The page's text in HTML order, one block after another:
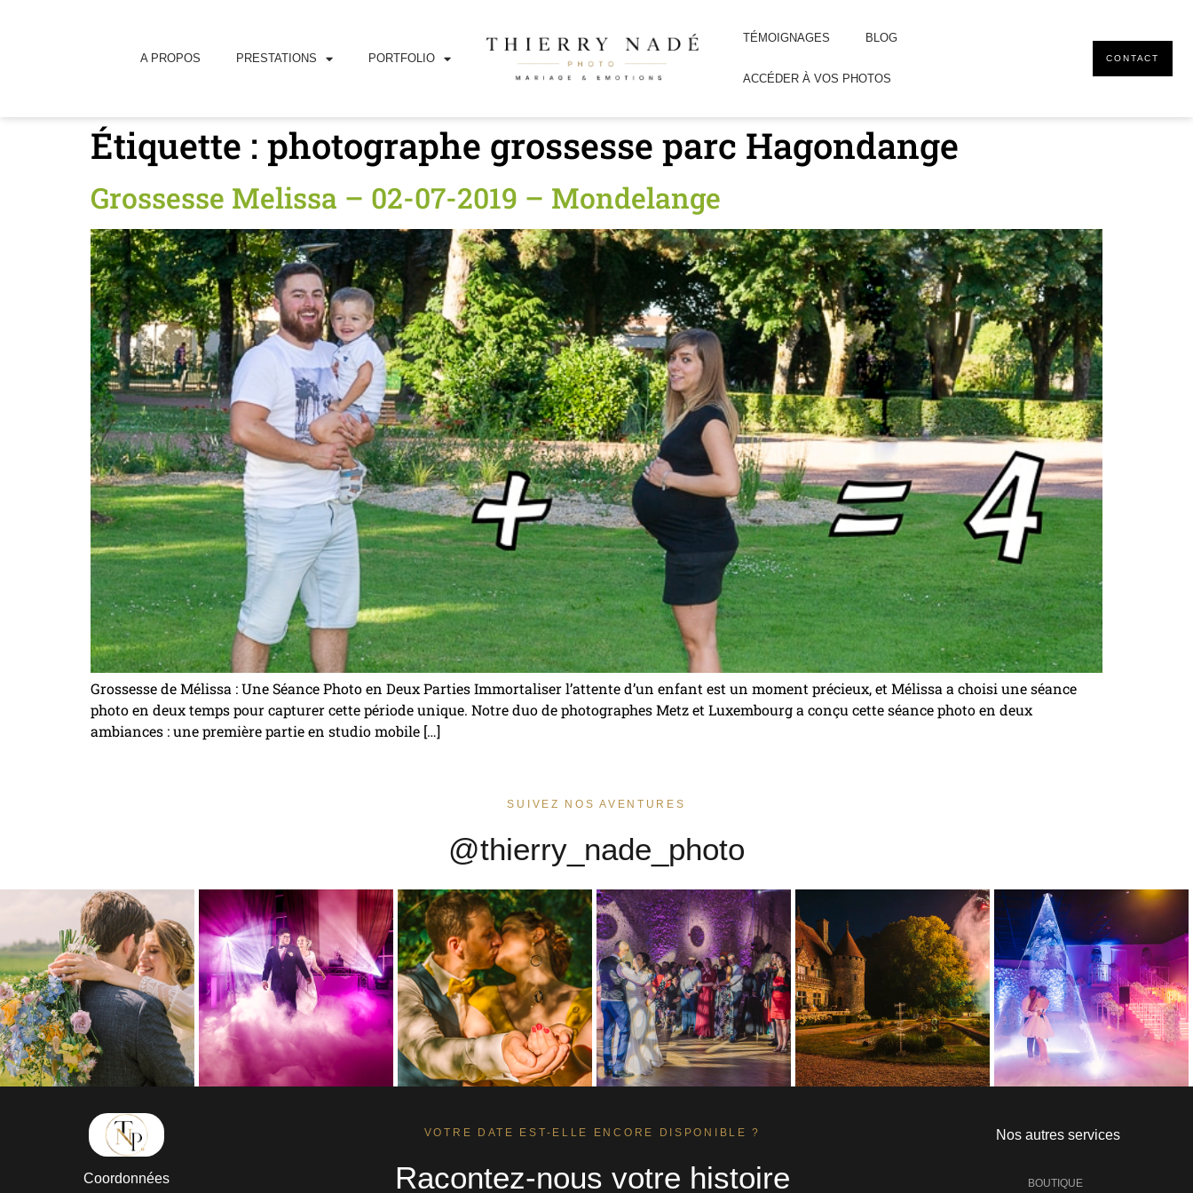
A PROPOS PRESTATIONS PORTFOLIO
TÉMOIGNAGES BLOG
ACCÉDER À VOS PHOTOS
CONTACT
Étiquette : photographe grossesse parc Hagondange
Grossesse Melissa – 02-07-2019 – Mondelange
Grossesse de Mélissa : Une Séance Photo en Deux Parties Immortaliser l’attente d’un enfant est un moment précieux, et Mélissa a choisi une séance
photo en deux temps pour capturer cette période unique. Notre duo de photographes Metz et Luxembourg a conçu cette séance photo en deux
ambiances : une première partie en studio mobile […]
SUIVEZ NOS AVENTURES
@thierry_nade_photo
Coordonnées
VOTRE DATE EST-ELLE ENCORE DISPONIBLE ?
Racontez-nous votre histoire
Nos autres services
BOUTIQUE